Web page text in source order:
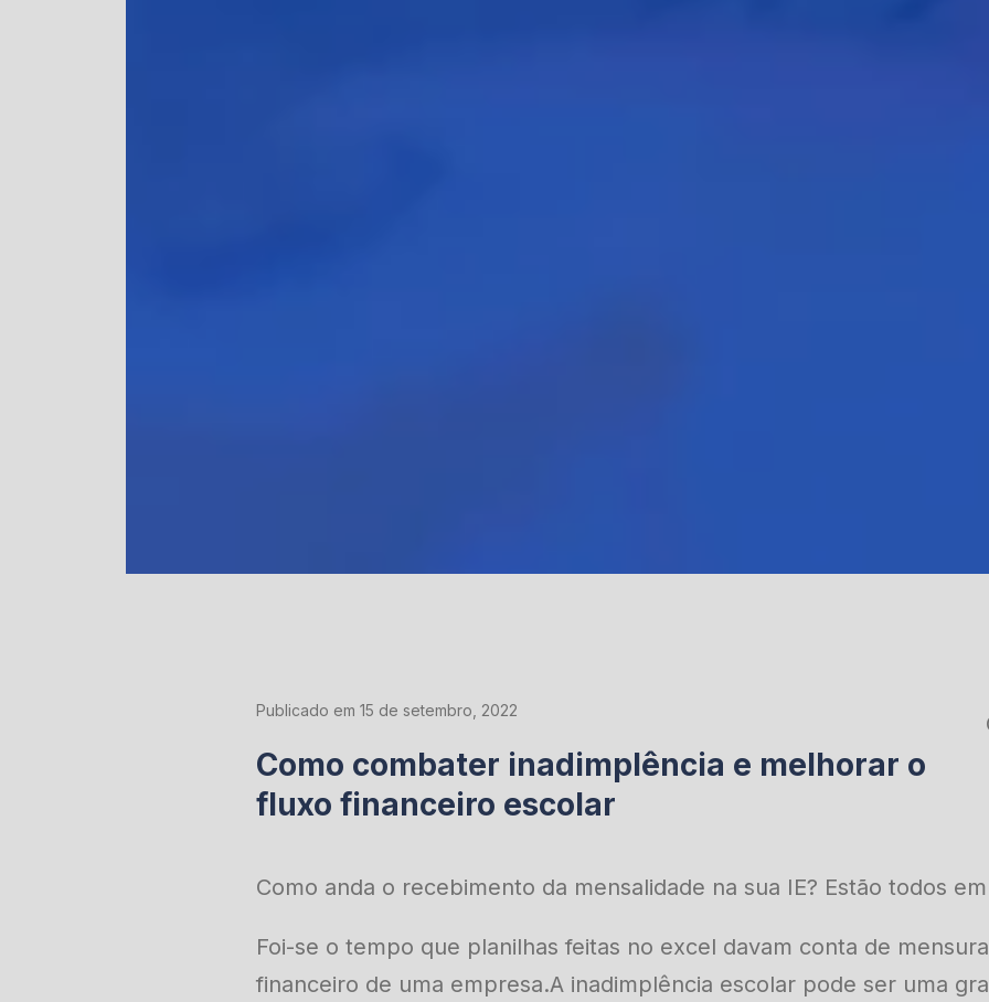
Publicado em 15 de setembro, 2022
Como combater inadimplência e melhorar o
fluxo financeiro escolar
Como anda o recebimento da mensalidade na sua IE? Estão todos
Foi-se o tempo que planilhas feitas no excel davam conta de
financeiro de uma empresa.A inadimplência escolar pode ser uma